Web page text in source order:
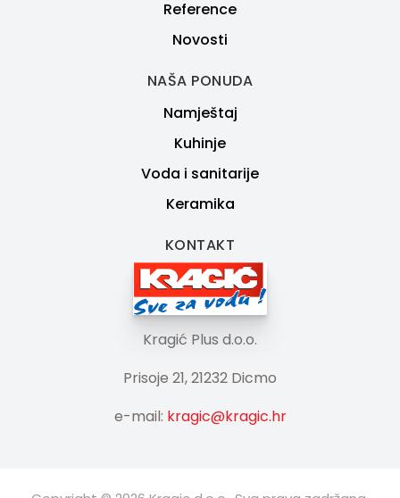
Reference
Novosti
NAŠA PONUDA
Namještaj
Kuhinje
Voda i sanitarije
Keramika
KONTAKT
Kragić Plus d.o.o.
Prisoje 21, 21232 Dicmo
e-mail: kragic@kragic.hr